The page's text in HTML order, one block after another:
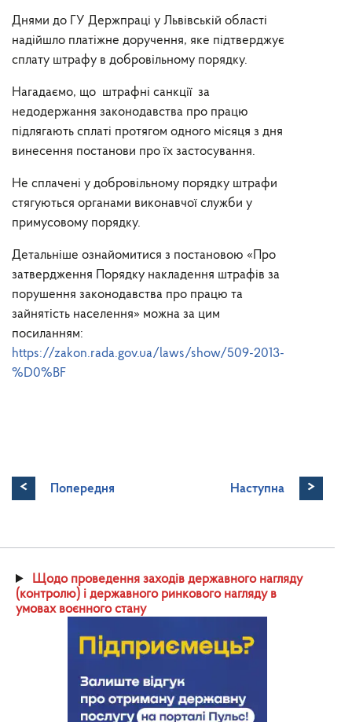
Днями до ГУ Держпраці у Львівській області
надійшло платіжне доручення, яке підтверджує
сплату штрафу в добровільному порядку.
Нагадаємо, що штрафні санкції за
недодержання законодавства про працю
підлягають сплаті протягом одного місяця з дня
винесення постанови про їх застосування.
Не сплачені у добровільному порядку штрафи
стягуються органами виконавчої служби у
примусовому порядку.
Детальніше ознайомитися з постановою «Про
затвердження Порядку накладення штрафів за
порушення законодавства про працю та
зайнятість населення» можна за цим
посиланням:
https://zakon.rada.gov.ua/laws/show/509-2013-
%D0%BF
< Попередня Наступна >
Щодо проведення заходів державного нагляду
(контролю) і державного ринкового нагляду в
умовах воєнного стану